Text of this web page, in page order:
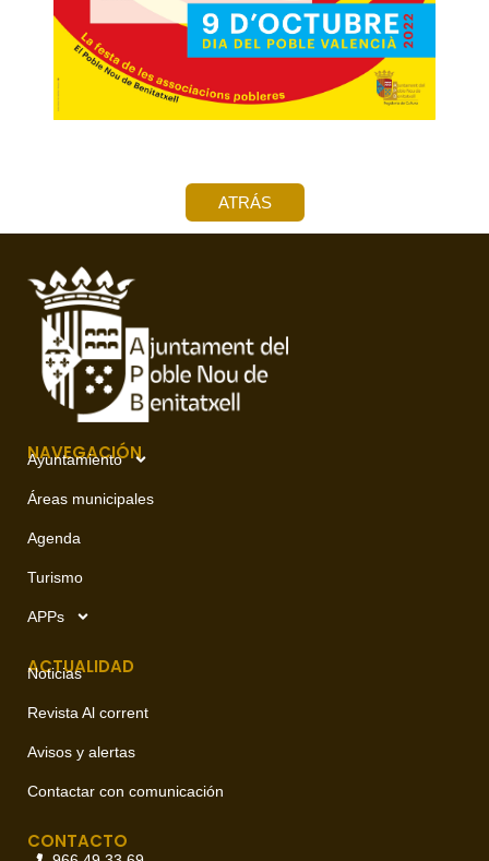
ATRÁS
NAVEGACIÓN
Ayuntamiento
Áreas municipales
Agenda
Turismo
APPs
ACTUALIDAD
Noticias
Revista Al corrent
Avisos y alertas
Contactar con comunicación
CONTACTO